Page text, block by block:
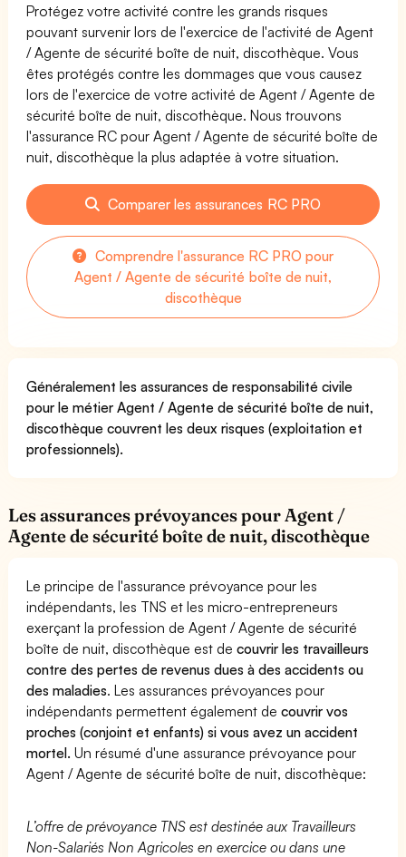
Protégez votre activité contre les grands risques
pouvant survenir lors de l'exercice de l'activité de Agent
/ Agente de sécurité boîte de nuit, discothèque. Vous
êtes protégés contre les dommages que vous causez
lors de l'exercice de votre activité de Agent / Agente de
sécurité boîte de nuit, discothèque. Nous trouvons
l'assurance RC pour Agent / Agente de sécurité boîte de
nuit, discothèque la plus adaptée à votre situation.
Comparer les assurances RC PRO
Comprendre l'assurance RC PRO pour
Agent / Agente de sécurité boîte de nuit,
discothèque
Généralement les assurances de responsabilité civile
pour le métier Agent / Agente de sécurité boîte de nuit,
discothèque couvrent les deux risques (exploitation et
professionnels).
Les assurances prévoyances pour Agent /
Agente de sécurité boîte de nuit, discothèque
Le principe de l'assurance prévoyance pour les
indépendants, les TNS et les micro-entrepreneurs
exerçant la profession de Agent / Agente de sécurité
boîte de nuit, discothèque est decouvrir les travailleurs
contre des pertes de revenus dues à des accidents ou
des maladies. Les assurances prévoyances pour
indépendants permettent également decouvrir vos
proches (conjoint et enfants) si vous avez un accident
mortel. Un résumé d'une assurance prévoyance pour
Agent / Agente de sécurité boîte de nuit, discothèque:
L’offre de prévoyance TNS est destinée aux Travailleurs
Non-Salariés Non Agricoles en exercice ou dans une